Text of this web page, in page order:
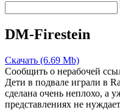
DM-Firestein
Скачать (6.69 Mb)
Сообщить о нерабочей
Дети в подвале играли в
сделана очень неплохо, а
представлениях не